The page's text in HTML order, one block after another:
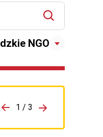
NGO
1 / 3
Przejdź do